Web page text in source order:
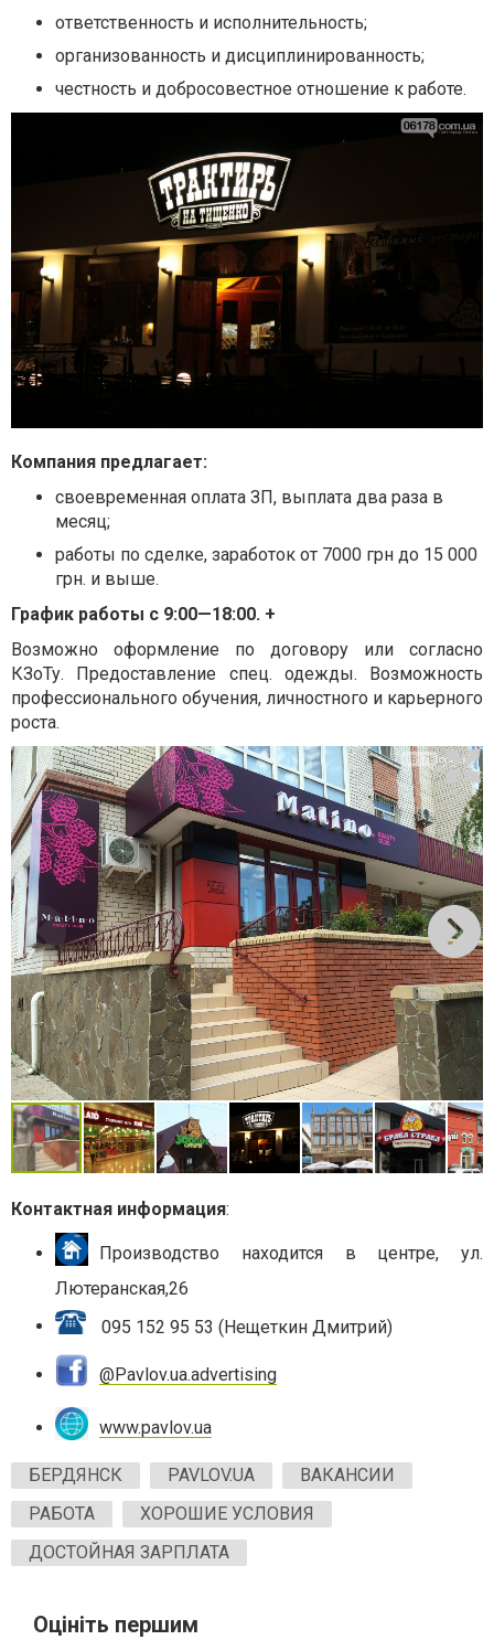
ответственность и исполнительность;
организованность и дисциплинированность;
честность и добросовестное отношение к работе.
Компания предлагает:
своевременная оплата ЗП, выплата два раза в
месяц;
работы по сделке, заработок от 7000 грн до 15 000
грн. и выше.
График работы с 9:00—18:00. +
Возможно оформление по договору или согласно
КЗоТу. Предоставление спец. одежды. Возможность
профессионального обучения, личностного и карьерного
роста.
Контактная информация:
Производство находится в центре, ул.
Лютеранская,26
095 152 95 53 (Нещеткин Дмитрий)
@Pavlov.ua.advertising
www.pavlov.ua
БЕРДЯНСК PAVLOV.UA
ВАКАНСИИ
РАБОТА
ХОРОШИЕ УСЛОВИЯ
ДОСТОЙНАЯ ЗАРПЛАТА
Оцініть першим